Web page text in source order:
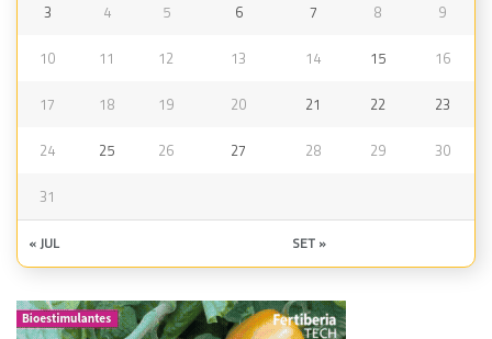
3 4 5 6 7 8 9
10 11 12 13 14 15 16
17 18 19 20 21 22 23
24 25 26 27 28 29 30
31
« JUL SET »